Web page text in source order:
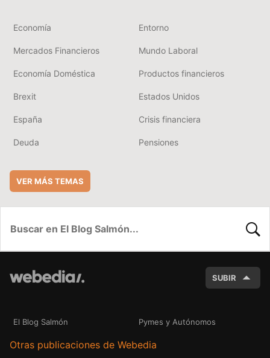
Economía Entorno
Mercados Financieros Mundo Laboral
Economía Doméstica Productos financieros
Brexit Estados Unidos
España Crisis financiera
Deuda Pensiones
VER MÁS TEMAS
SUBIR
El Blog Salmón Pymes y Autónomos
Otras publicaciones de Webedia